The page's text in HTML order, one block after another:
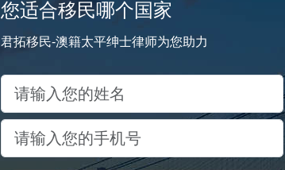
您适合移民哪个国家
君拓移民-澳籍太平绅士律师为您助力